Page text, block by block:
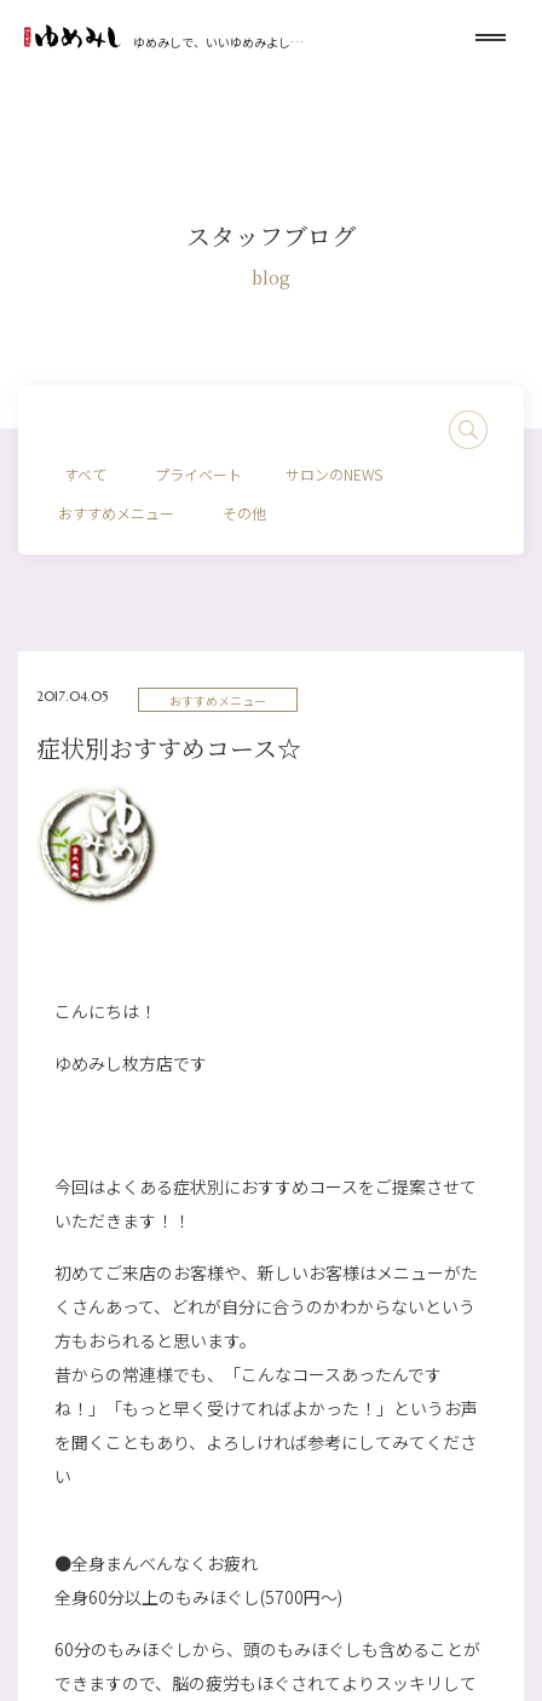
ゆめみしで、いいゆめみよし…
スタッフブログ
blog
すべて プライベート
サロンのNEWS
おすすめメニュー
その他
2017.04.05 おすすめメニュー
症状別おすすめコース☆
こんにちは！
ゆめみし枚方店です
今回はよくある症状別におすすめコースをご提案させて
いただきます！！
初めてご来店のお客様や、新しいお客様はメニューがた
くさんあって、どれが自分に合うのかわからないという
方もおられると思います。
昔からの常連様でも、「こんなコースあったんです
ね！」「もっと早く受けてればよかった！」というお声
を聞くこともあり、よろしければ参考にしてみてくださ
い
●全身まんべんなくお疲れ
全身60分以上のもみほぐし(5700円～)
60分のもみほぐしから、頭のもみほぐしも含めることが
できますので、脳の疲労もほぐされてよりスッキリして